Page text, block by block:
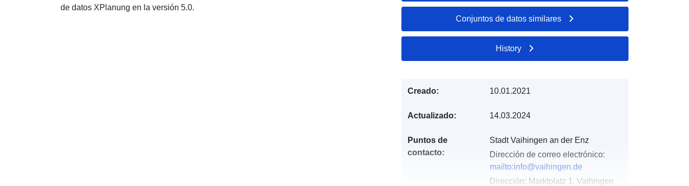
de datos XPlanung en la versión 5.0.
Conjuntos de datos similares
History
Creado: 10.01.2021
Actualizado: 14.03.2024
Puntos de
contacto:
Stadt Vaihingen an der Enz
Dirección de correo electrónico:
mailto:info@vaihingen.de
Dirección: Marktplatz 1, Vaihingen